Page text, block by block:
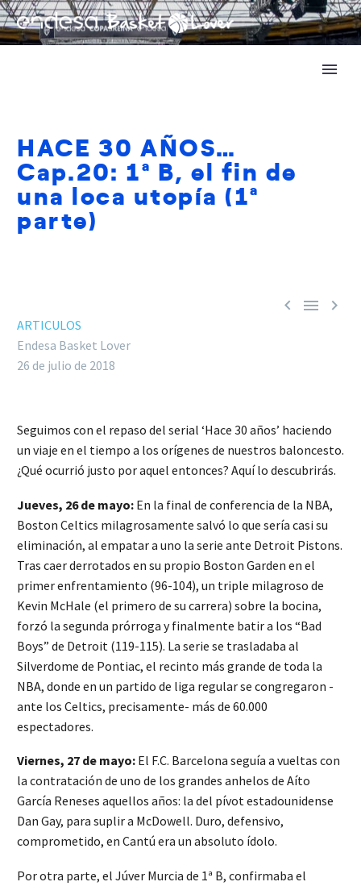
HACE 30 AÑOS…
Cap.20: 1ª B, el fin de
una loca utopía (1ª
parte)
  
ARTICULOS
Endesa Basket Lover
26 de julio de 2018
Seguimos con el repaso del serial ‘Hace 30 años’ haciendo
un viaje en el tiempo a los orígenes de nuestros baloncesto.
¿Qué ocurrió justo por aquel entonces? Aquí lo descubrirás.
Jueves, 26 de mayo: En la final de conferencia de la NBA,
Boston Celtics milagrosamente salvó lo que sería casi su
eliminación, al empatar a uno la serie ante Detroit Pistons.
Tras caer derrotados en su propio Boston Garden en el
primer enfrentamiento (96-104), un triple milagroso de
Kevin McHale (el primero de su carrera) sobre la bocina,
forzó la segunda prórroga y finalmente batir a los “Bad
Boys” de Detroit (119-115). La serie se trasladaba al
Silverdome de Pontiac, el recinto más grande de toda la
NBA, donde en un partido de liga regular se congregaron -
ante los Celtics, precisamente- más de 60.000
espectadores.
Viernes, 27 de mayo: El F.C. Barcelona seguía a vueltas con
la contratación de uno de los grandes anhelos de Aíto
García Reneses aquellos años: la del pívot estadounidense
Dan Gay, para suplir a McDowell. Duro, defensivo,
comprometido, en Cantú era un absoluto ídolo.
Por otra parte, el Júver Murcia de 1ª B, confirmaba el